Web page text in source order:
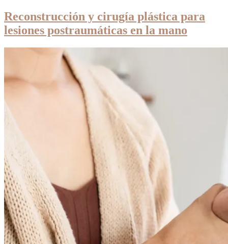
Reconstrucción y cirugía plástica para
lesiones postraumáticas en la mano